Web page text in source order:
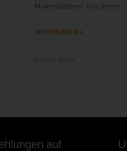
Motorradfahrer, von denen
WEITERLESEN »
auf